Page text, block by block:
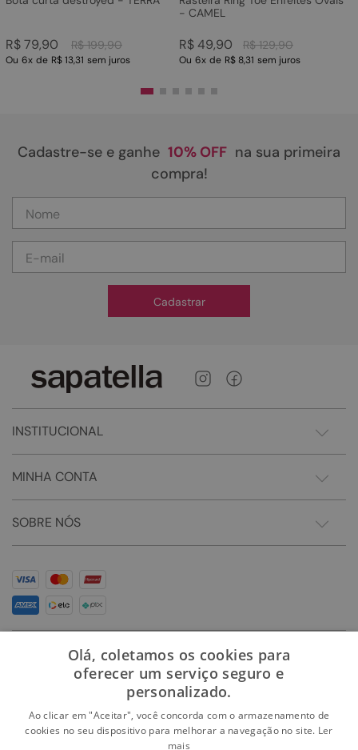
R$ 199,90
R$79,90
Ou 6x de R$ 13,31 sem juros
- CAMEL
R$ 129,90
R$49,90
Ou 6x de R$ 8,31 sem juros
Cadastre-se e ganhe 10% OFF na sua primeira
compra!
Cadastrar
INSTITUCIONAL
MINHA CONTA
SOBRE NÓS
Olá, coletamos os cookies para
oferecer um serviço seguro e
personalizado.
Ao clicar em "Aceitar", você concorda com o armazenamento de
cookies no seu dispositivo para melhorar a navegação no site. Ler
mais